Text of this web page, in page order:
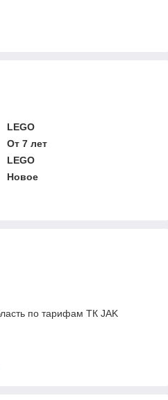
LEGO
От 7 лет
LEGO
Новое
по тарифам ТК JAK